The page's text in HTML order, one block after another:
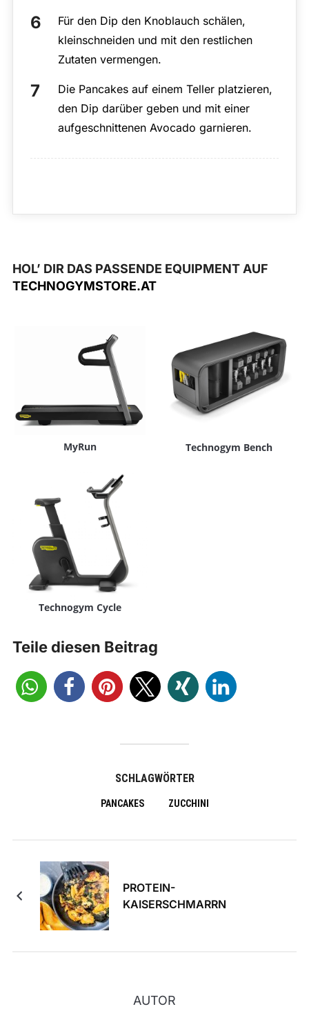
Für den Dip den Knoblauch schälen,
kleinschneiden und mit den restlichen
Zutaten vermengen.
Die Pancakes auf einem Teller platzieren,
den Dip darüber geben und mit einer
aufgeschnittenen Avocado garnieren.
HOL’ DIR DAS PASSENDE EQUIPMENT AUF
TECHNOGYMSTORE.AT
MyRun Technogym Bench
Technogym Cycle
Teile diesen Beitrag
SCHLAGWÖRTER
PANCAKES ZUCCHINI
PROTEIN-
KAISERSCHMARRN
AUTOR